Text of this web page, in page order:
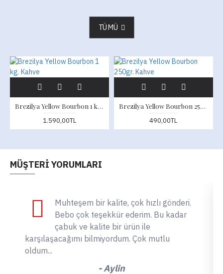
TÜMÜ
Brezilya Yellow Bourbon 1 kg. Kahve
1.590,00TL
Brezilya Yellow Bourbon 250gr. Kahve
490,00TL
MÜŞTERI YORUMLARI
Muhteşem bir kalite, çok hızlı gönderi.
Bebo çok teşekkür ederim. Bu kadar
çabuk ve kalite bir ürün ile
karşılaşacağımı bilmiyordum. Çok mutlu
oldum...
- Aylin